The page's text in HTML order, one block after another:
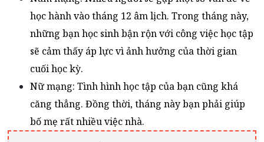
học hành vào tháng 12 âm lịch. Trong tháng này,
những bạn học sinh bận rộn với công việc học tập
sẽ cảm thấy áp lực vì ảnh hưởng của thời gian
cuối học kỳ.
Nữ mạng: Tình hình học tập của bạn cũng khá
căng thẳng. Đồng thời, tháng này bạn phải giúp
bố mẹ rất nhiều việc nhà.